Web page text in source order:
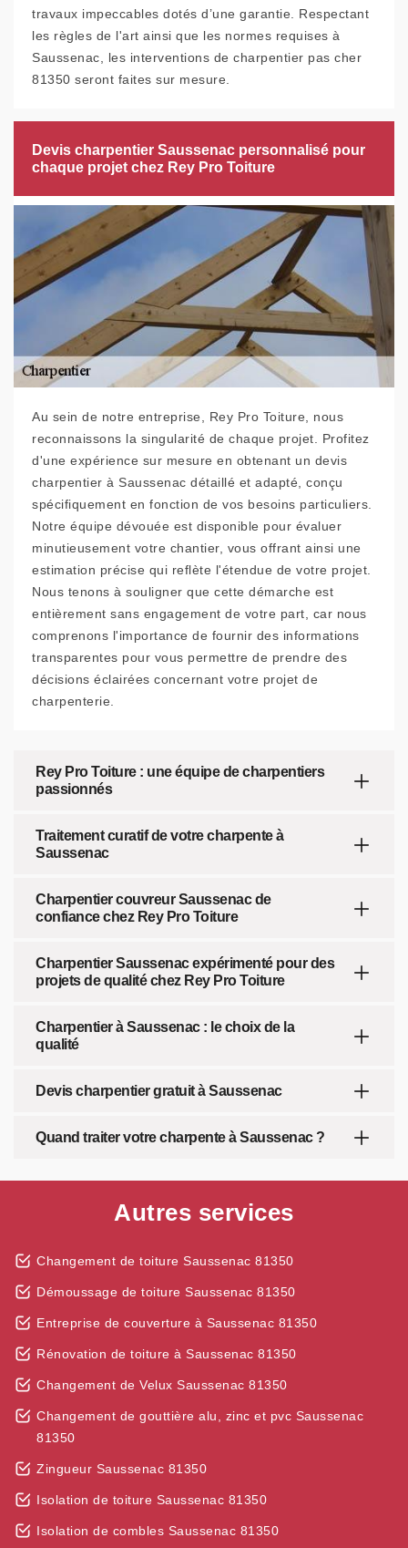
travaux impeccables dotés d’une garantie. Respectant
les règles de l'art ainsi que les normes requises à
Saussenac, les interventions de charpentier pas cher
81350 seront faites sur mesure.
Devis charpentier Saussenac personnalisé pour
chaque projet chez Rey Pro Toiture
Au sein de notre entreprise, Rey Pro Toiture, nous
reconnaissons la singularité de chaque projet. Profitez
d'une expérience sur mesure en obtenant un devis
charpentier à Saussenac détaillé et adapté, conçu
spécifiquement en fonction de vos besoins particuliers.
Notre équipe dévouée est disponible pour évaluer
minutieusement votre chantier, vous offrant ainsi une
estimation précise qui reflète l'étendue de votre projet.
Nous tenons à souligner que cette démarche est
entièrement sans engagement de votre part, car nous
comprenons l'importance de fournir des informations
transparentes pour vous permettre de prendre des
décisions éclairées concernant votre projet de
charpenterie.
Rey Pro Toiture : une équipe de charpentiers
passionnés
Traitement curatif de votre charpente à
Saussenac
Charpentier couvreur Saussenac de
confiance chez Rey Pro Toiture
Charpentier Saussenac expérimenté pour des
projets de qualité chez Rey Pro Toiture
Charpentier à Saussenac : le choix de la
qualité
Devis charpentier gratuit à Saussenac
Quand traiter votre charpente à Saussenac ?
Autres services
Changement de toiture Saussenac 81350
Démoussage de toiture Saussenac 81350
Entreprise de couverture à Saussenac 81350
Rénovation de toiture à Saussenac 81350
Changement de Velux Saussenac 81350
Changement de gouttière alu, zinc et pvc Saussenac
81350
Zingueur Saussenac 81350
Isolation de toiture Saussenac 81350
Isolation de combles Saussenac 81350